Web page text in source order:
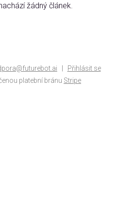
žádný článek.
pora@futurebot. ai | Přihlásit se
platební bránu Stripe